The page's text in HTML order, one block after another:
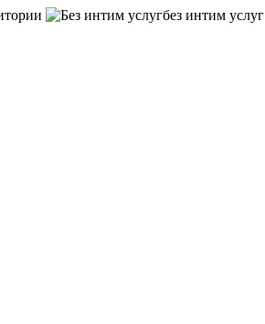
без интим услуг